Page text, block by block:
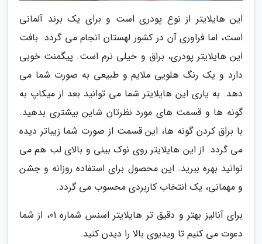
این هایلایتر از نوع پودری است و برای یک برند آلمانی
است، اما فراوری آن در کشور لهستان انجام می گردد. بافت
این هایلایتر پودری، براق و خیلی نرم است. پیگمنت خوبی
دارد و یک رنگ هلویی ملایم و طبیعی به صورت شما می
دهد. به یاری این هایلایتر شما می توانید بعد از میکاپ به
گونه ها و قسمت های مورد نظرتان شاین بیشتری بدهید.
با براق کردن گونه ها، این قسمت از صورت شما زیباتر دیده
می گردد. از این هایلایتر روی نوک بینی و بالای لب هم می
توانید بهره ببرید. این محصول برای استفاده روزانه و جشن
و مهمانی، یک انتخاب کاربردی محسوب می گردد.
برای آنالیز بهتر و دقیق تر هایلایتر اسنس شماره 01، از شما
دعوت می کنیم تا ویدیوی بالا را دیدن کنید.